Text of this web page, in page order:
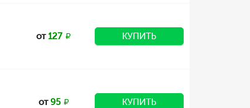
от127 КУПИТЬ
от95 КУПИТЬ